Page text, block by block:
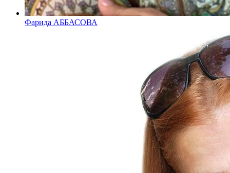
Фарида АББАСОВА